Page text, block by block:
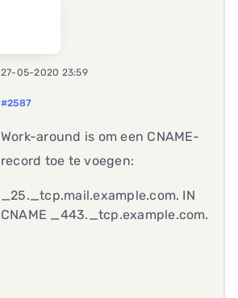
27-05-2020 23:59
#2587
Work-around is om een CNAME-
record toe te voegen:
_25._tcp.mail.example.com. IN
CNAME _443._tcp.example.com.